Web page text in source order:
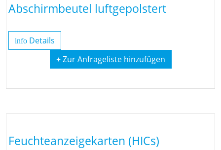
Abschirmbeutel luftgepolstert
info Details
+ Zur Anfrageliste hinzufügen
Feuchteanzeigekarten (HICs)